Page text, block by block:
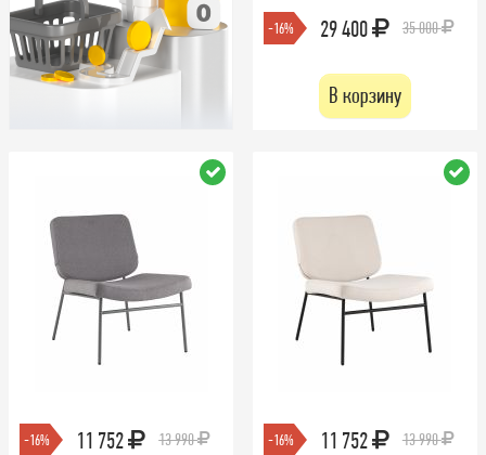
-16% 29 400 35 000
В корзину
-16% 11 752 13 990 -16% 11 752 13 990